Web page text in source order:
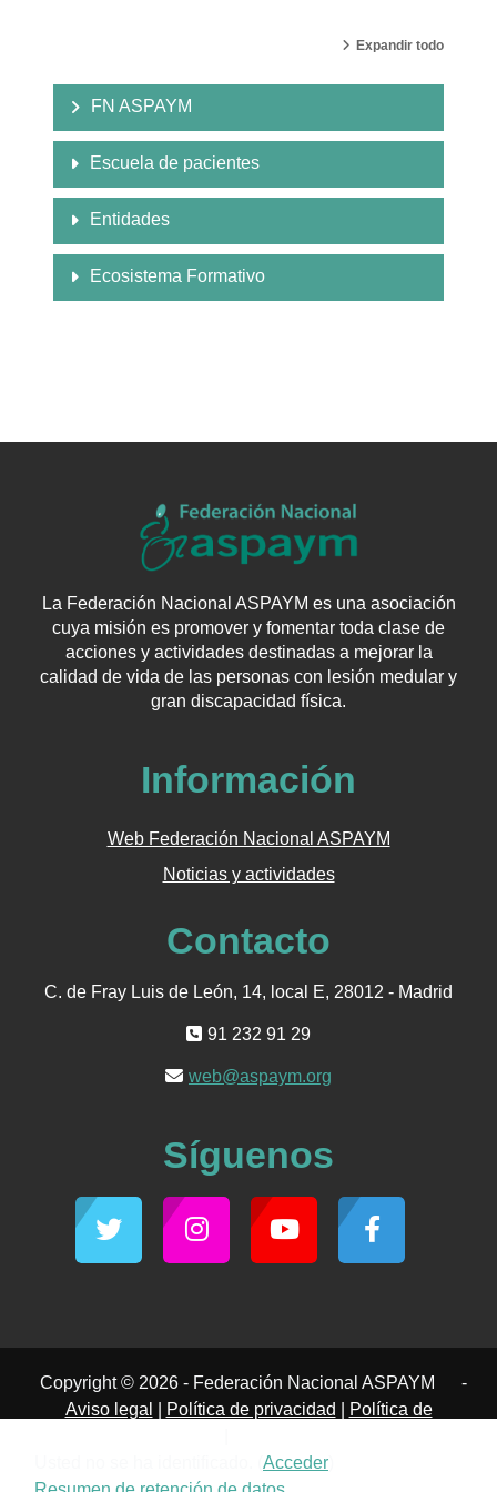
Expandir todo
FN ASPAYM
Escuela de pacientes
Entidades
Ecosistema Formativo
La Federación Nacional ASPAYM es una asociación
cuya misión es promover y fomentar toda clase de
acciones y actividades destinadas a mejorar la
calidad de vida de las personas con lesión medular y
gran discapacidad física.
Información
Web Federación Nacional ASPAYM
Noticias y actividades
Contacto
C. de Fray Luis de León, 14, local E, 28012 - Madrid
91 232 91 29
web@aspaym.org
Síguenos
Copyright © 2026 - Federación Nacional ASPAYM
Aviso legal
Política de privacidad
Política de
-
Acceder